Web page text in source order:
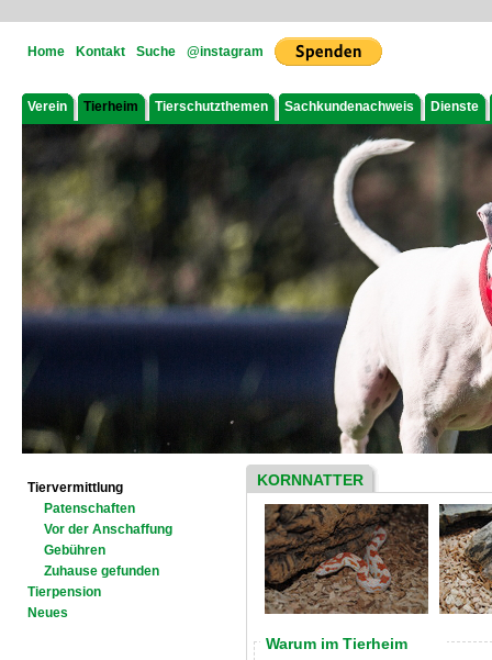
Home Kontakt Suche @instagram
Verein Tierheim Tierschutzthemen Sachkundenachweis Dienste
Tiervermittlung
Patenschaften
Vor der Anschaffung
Gebühren
Zuhause gefunden
Tierpension
Neues
KORNNATTER
Warum im Tierheim